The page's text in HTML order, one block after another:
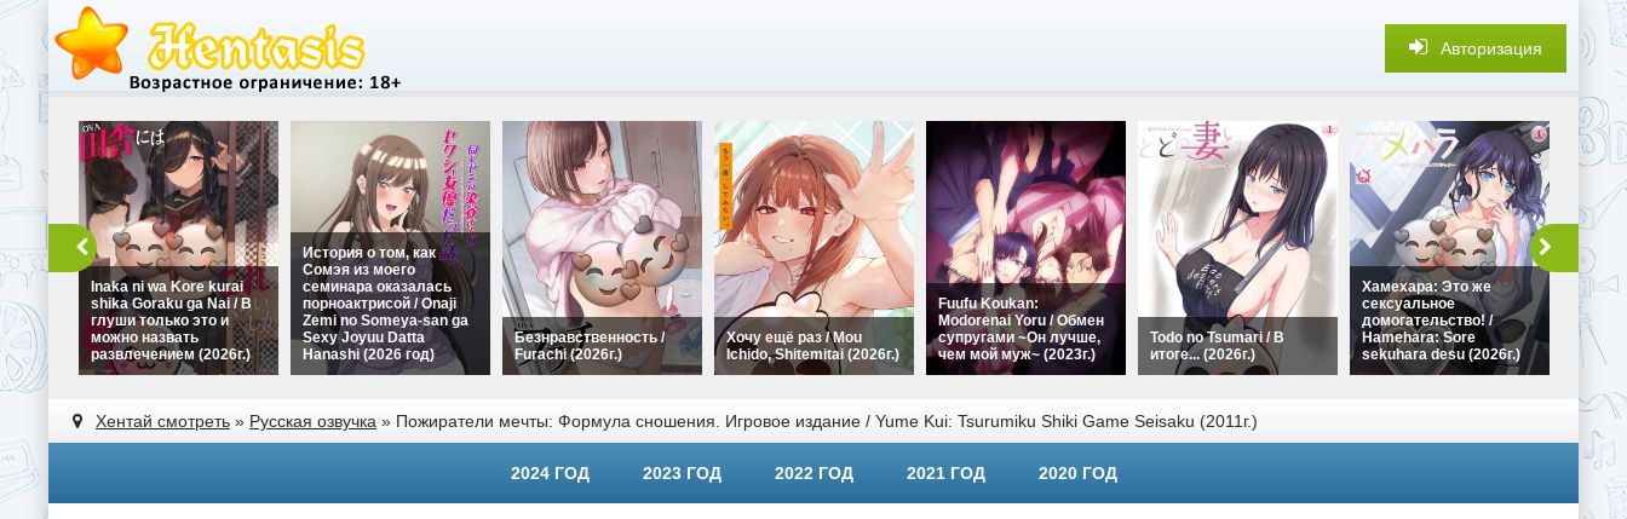
Авторизация
Inaka ni wa Kore kurai
shika Goraku ga Nai / В
глуши только это и
можно назвать
развлечением (2026г.)
История о том, как
Сомэя из моего
семинара оказалась
порноактрисой / Onaji
Zemi no Someya-san ga
Sexy Joyuu Datta
Hanashi (2026 год)
Безнравственность /
Furachi (2026г.)
Хочу ещё раз / Mou
Ichido, Shitemitai (2026г.)
Fuufu Koukan:
Modorenai Yoru / Обмен
супругами ~Он лучше,
чем мой муж~ (2023г.)
Todo no Tsumari / В
итоге... (2026г.)
Хамехара: Это же
сексуальное
домогательство! /
Hamehara: Sore
sekuhara desu (2026г.)
Hatsu
(2023г.)
Хентай смотреть » Русская озвучка » Пожиратели мечты: Формула сношения. Игровое издание / Yume Kui: Tsurumiku Shiki Game Seisaku (2011г.)
2024 ГОД 2023 ГОД 2022 ГОД 2021 ГОД 2020 ГОД